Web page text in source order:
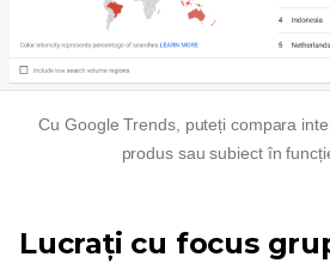
Cu Google Trends, puteți compara
produs sau subiect în
Lucrați cu focus